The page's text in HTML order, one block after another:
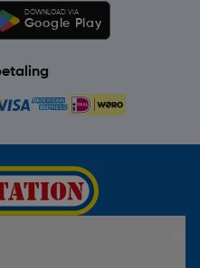
DOWNLOAD VIA
Google Play